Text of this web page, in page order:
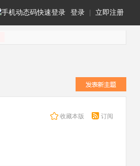
登录 立即注册
收藏本版 订阅